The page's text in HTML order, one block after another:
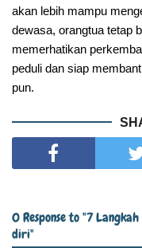
akan lebih mampu
dewasa, orangtua tetap
memerhatikan
peduli dan siap
pun.
0 Response to "7
diri"